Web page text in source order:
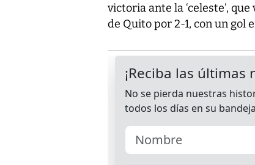
victoria ante la ‘celeste’,
de Quito por 2-1, con un gol